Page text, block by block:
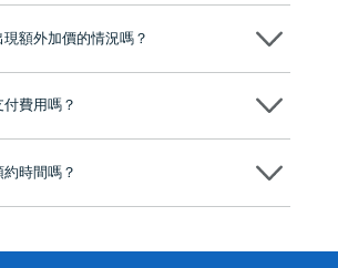
個國家和地區的顧客，受到粵港澳大灣區及周邊城
心，有任何問題都可以隨時預約免費咨詢，讓人十
額外加價的情況嗎？
費用嗎？
照當日匯率轉算收取費用，而匯率會及時告知客人
時間嗎？